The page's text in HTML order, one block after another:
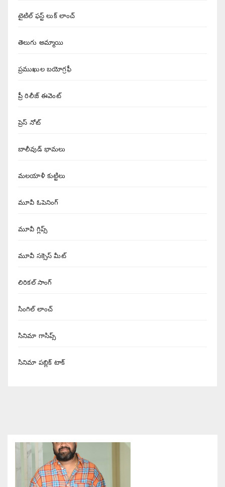
టైటిల్ ఫస్ట్ లుక్ లాంచ్
తెలుగు అమ్మాయి
ప్రముఖుల బయోగ్రఫీ
ప్రీ రిలీజ్ ఈవెంట్
ప్రెస్ నోట్
బాలీవుడ్ భామలు
మలయాళీ కుట్టిలు
మూవీ ఓపెనింగ్
మూవీ గ్లిప్స్
మూవీ సక్సెస్ మీట్
లిరికల్ సాంగ్
సింగిల్ లాంచ్
సినిమా గాసిప్స్
సినిమా పబ్లిక్ టాక్